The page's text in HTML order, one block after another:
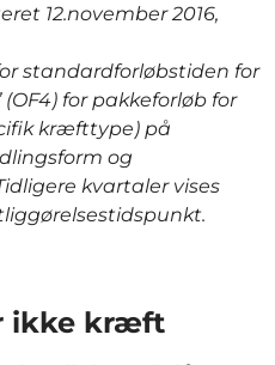
12.november 2016,
standardforløbstiden for
for pakkeforløb for
kræfttype) på
og
kvartaler vises
ikke kræft